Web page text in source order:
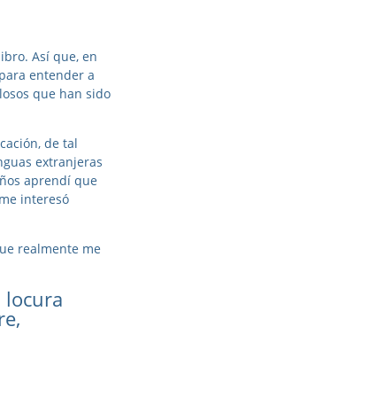
Así que, en
entender a
que han sido
de tal
extranjeras
aprendí que
interesó
realmente me
locura